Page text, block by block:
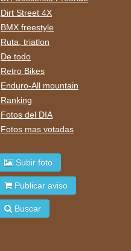
Dirt Street 4X
BMX freestyle
Ruta, triatlon
De todo
Retro Bikes
Enduro-All mountain
Ranking
Fotos del DIA
Fotos mas votadas
Subir foto
Publicar aviso
Buscar